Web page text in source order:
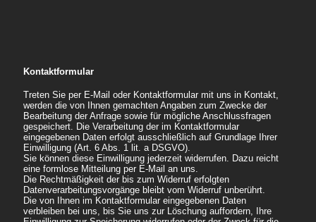
Kontaktformular
Treten Sie per E-Mail oder Kontaktformular mit uns in Kontakt,
werden die von Ihnen gemachten Angaben zum Zwecke der
Bearbeitung der Anfrage sowie für mögliche Anschlussfragen
gespeichert. Die Verarbeitung der im Kontaktformular
eingegebenen Daten erfolgt ausschließlich auf Grundlage Ihrer
Einwilligung (Art. 6 Abs. 1 lit. a DSGVO).
Sie können diese Einwilligung jederzeit widerrufen. Dazu reicht
eine formlose Mitteilung per E-Mail an uns.
Die Rechtmäßigkeit der bis zum Widerruf erfolgten
Datenverarbeitungsvorgänge bleibt vom Widerruf unberührt.
Die von Ihnen im Kontaktformular eingegebenen Daten
verbleiben bei uns, bis Sie uns zur Löschung auffordern, Ihre